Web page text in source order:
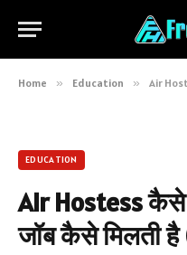
Home » Education » Air
EDUCATION
Air Hostess कैसे
जॉब कैसे मिलती है